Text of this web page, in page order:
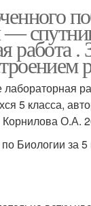
―
работа .
5 класса,
О.А.
Биологии за